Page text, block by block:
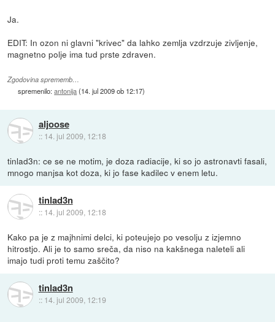
Ja.
EDIT: In ozon ni glavni "krivec" da lahko zemlja vzdrzuje zivljenje,
magnetno polje ima tud prste zdraven.
Zgodovina sprememb…
spremenilo:antonija(14. jul 2009 ob 12:17)
aljoose
:: 14. jul 2009, 12:18
tinlad3n: ce se ne motim, je doza radiacije, ki so jo astronavti fasali,
mnogo manjsa kot doza, ki jo fase kadilec v enem letu.
tinlad3n
:: 14. jul 2009, 12:18
Kako pa je z majhnimi delci, ki poteujejo po vesolju z izjemno
hitrostjo. Ali je to samo sreča, da niso na kakšnega naleteli ali
imajo tudi proti temu zaščito?
tinlad3n
:: 14. jul 2009, 12:19